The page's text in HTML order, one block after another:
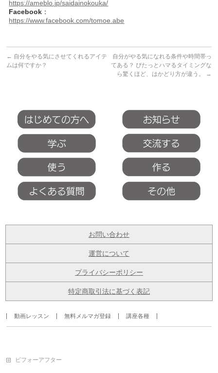
https://ameblo.jp/saidainokouka/
Facebook ：
https://www.facebook.com/tomoe.abe
← 自分をやる気にさせてくれるアイテ
ムは何ですか？
自分がやる気になれる条件や時間帯っ
てある？ ぴたっとハマるタイミングな
ら驚くほど、はかどり方が違う。
→
お問い合わせ
運営について
プライバシーポリシー
特定商取引法に基づく表記
動画レッスン 無料メルマガ登録 講座各種
ビフォーアフター